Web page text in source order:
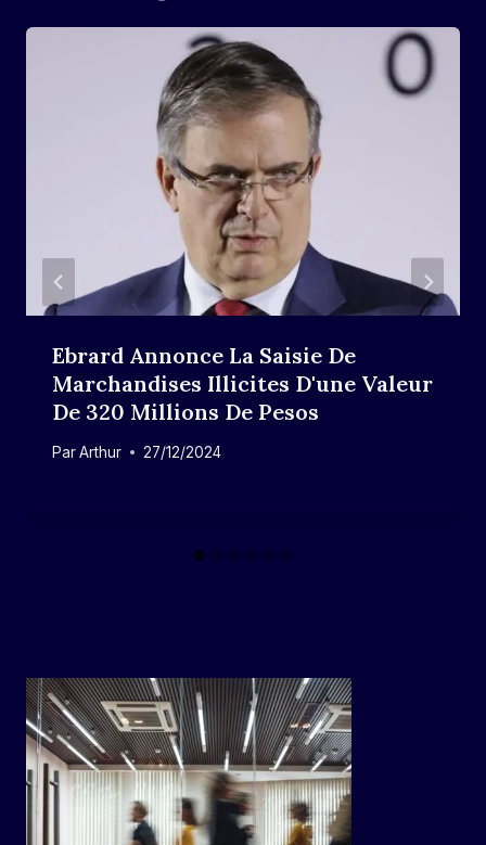
Ebrard Annonce La Saisie De
Marchandises Illicites D'une Valeur
De 320 Millions De Pesos
ParArthur 27/12/2024